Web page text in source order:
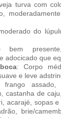
turva com
do
bem
adocicado que
: Corpo
e leve
frango assado,
castanha de
acarajé, sopas
brie/